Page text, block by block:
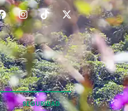
SEGURIDAD